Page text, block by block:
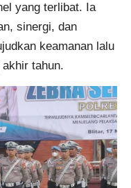
yang terlibat. Ia
sinergi, dan
keamanan lalu
tahun.